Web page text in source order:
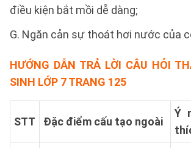
điều kiện bắt mồi dễ dàng;
G. Ngăn cản sự thoát hơi nước của
HƯỚNG DẪN TRẢ LỜI CÂU HỎI
SINH LỚP 7 TRANG 125
STT Đặc điểm cấu tạo ngoài
Ý